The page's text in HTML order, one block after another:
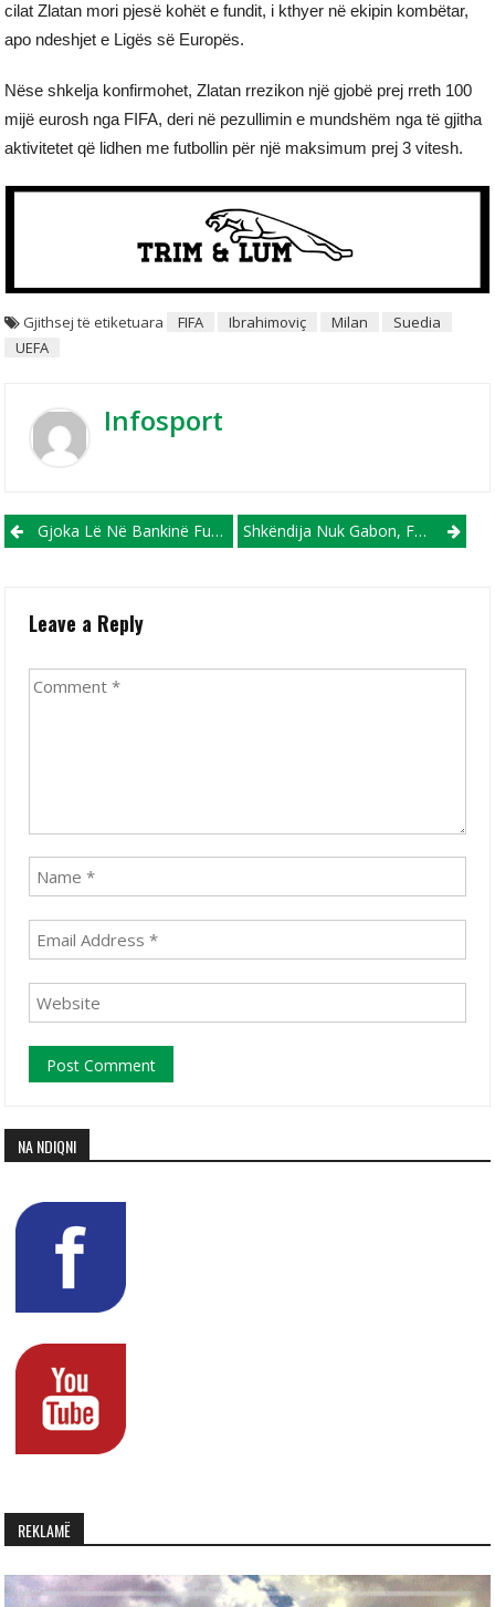
cilat Zlatan mori pjesë kohët e fundit, i kthyer në ekipin kombëtar,
apo ndeshjet e Ligës së Europës.
Nëse shkelja konfirmohet, Zlatan rrezikon një gjobë prej rreth 100
mijë eurosh nga FIFA, deri në pezullimin e mundshëm nga të gjitha
aktivitetet që lidhen me futbollin për një maksimum prej 3 vitesh.
Gjithsej të etiketuara FIFA Ibrahimoviç Milan
Suedia
UEFA
Infosport
Post navigation
Gjoka Lë Në Bankinë Futbollistin Më Në Formë Shkëndija Nuk Gabon, FC Shkupi Turpërohet Nga Bellasica, Barazime Për Struga T&L Dhe Renovën
Leave a Reply
NA NDIQNI
REKLAMË